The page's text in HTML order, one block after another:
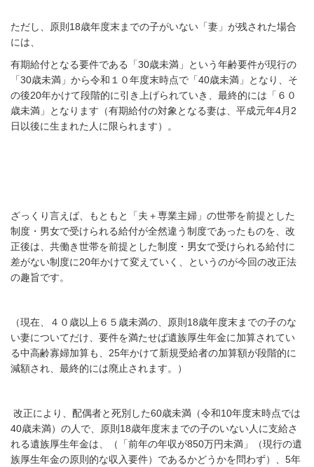
ただし、原則 18歳年度末までの子がいない「妻」が残された場合
には、
有期給付となる要件である「30歳未満」という年齢要件が現行の
「30歳未満」から令和１０年度末時点で「40歳未満」となり、 そ
の後20年かけて段階的に引き上げられていき、 最終的には「６０
歳未満」となります（有期給付の対象となる妻は、平成元年4月2
日以後に生まれた人に限られます）。
ざっくり言えば、もともと「夫＋専業主婦」の世帯を前提と した
制度・男女で受けられる給付が全然違う制度であったものを、改
正後は、 共働き世帯を前提とした制度・男女で受けられる給付に
差がない制度に20年かけて変えていく、というのが今回の改正法
の趣旨です。
（現在、４０歳以上６５歳未満の、原則 18歳年度末までの子のな
い妻についてだけ、要件を満たせば遺族厚生年金に加算されてい
る中高齢寡婦加算も、25年かけて新規受給者の加算額が段階的に
減額され、最終的には廃止されます。）
改正により、配偶者と死別した60歳未満（令和10年度末時点では
40歳未満）の人で、原則 18歳年度末までの子のいない人に支給さ
れる遺族厚生年金は、（「前年の年収が850万円未満」（現行の遺
族厚生年金の原則的な収入要件）であるかどうかを問わず）、 5年